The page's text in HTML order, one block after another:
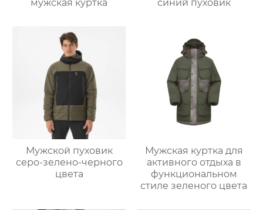
мужская куртка синий пуховик
Мужской пуховик
серо-зелено-черного
цвета
Мужская куртка для
активного отдыха в
функциональном
стиле зеленого цвета